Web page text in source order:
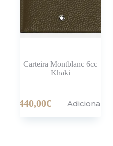
Carteira Montblanc 6cc
Khaki
440,00€ Adicionar